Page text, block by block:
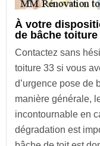
À votre
de bâche toiture
Contactez sans
toiture 33 si vous
d’urgence pose de
manière générale,
incontournable en
dégradation est